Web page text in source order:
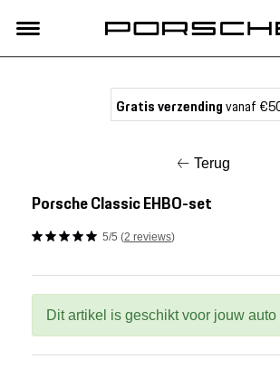
Nieuw
Acties
Porsche finder
Gratis verzendingvanaf
Terug
Porsche Classic EHBO-set
5/5 (2 reviews)
Dit artikel is geschikt voor jouw auto